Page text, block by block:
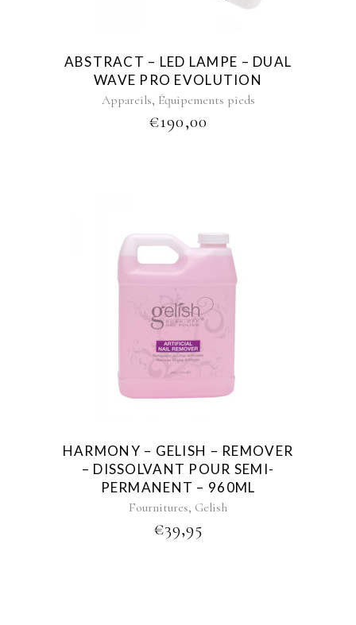
ABSTRACT – LED LAMPE – DUAL
WAVE PRO EVOLUTION
Appareils, Équipements pieds
€190,00
HARMONY – GELISH – REMOVER
– DISSOLVANT POUR SEMI-
PERMANENT – 960ML
Fournitures, Gelish
€39,95